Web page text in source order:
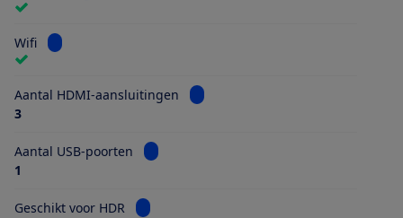
Wifi Bekijk informatie voor Wifi
Aantal HDMI-aansluitingen
Bekijk informatie voor Aantal
3
Aantal USB-poorten
Bekijk informatie voor Aantal USB-poorten
1
Geschikt voor HDR Bekijk informatie voor Geschikt voor HDR